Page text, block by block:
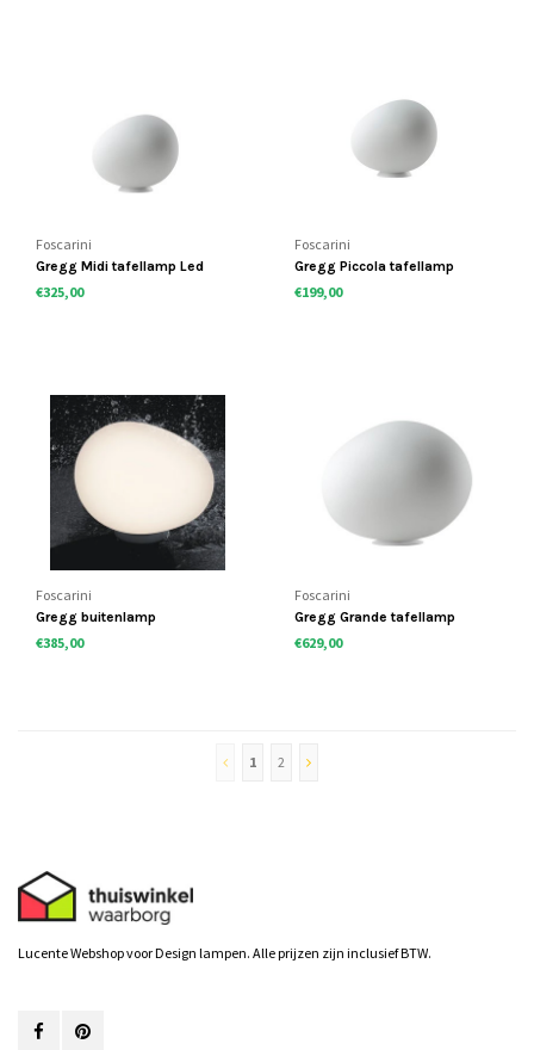
Foscarini
Gregg Midi tafellamp Led
€325,00
Foscarini
Gregg Piccola tafellamp
€199,00
Foscarini
Gregg buitenlamp
€385,00
Foscarini
Gregg Grande tafellamp
€629,00
1 2
Lucente Webshop voor Design lampen. Alle prijzen zijn inclusief BTW.